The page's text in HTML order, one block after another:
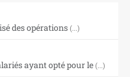
des opérations (...)
ayant opté pour le(...)